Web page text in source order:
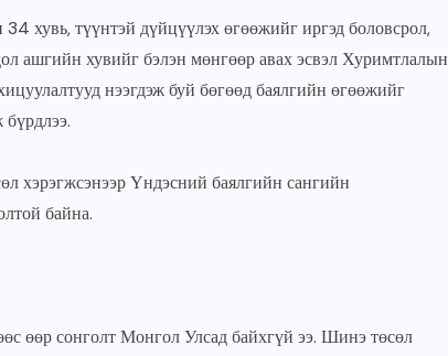
хувь, түүнтэй дүйцүүлэх өгөөжийг иргэд боловсрол,
ашгийн хувийг бэлэн мөнгөөр авах эсвэл Хуримтлалын
нээгдэж буй бөгөөд баялгийн өгөөжийг
хэрэгжсэнээр Үндэсний баялгийн сангийн
байна.
өөр сонголт Монгол Улсад байхгүй ээ. Шинэ төсөл